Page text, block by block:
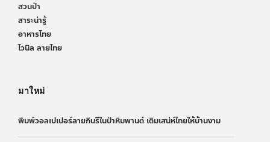
สวนป่า
สาระน่ารู้
อาหารไทย
ไวนิล ลายไทย
มาใหม่
พิมพ์วอลเปเปอร์ลายกินรีในป่าหิมพานต์ เติมเสน่ห์ไทยให้บ้านงาม